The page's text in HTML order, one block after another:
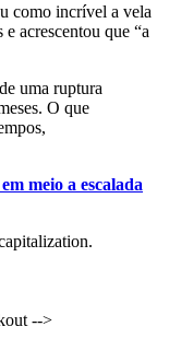
como incrível a vela
acrescentou que “a
uma ruptura
O que
meio a escalada
-->